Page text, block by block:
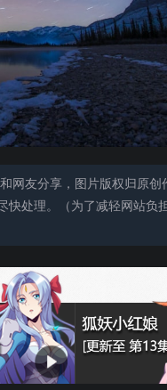
网友分享，图片版权归原创
处理。（为了减轻网站负